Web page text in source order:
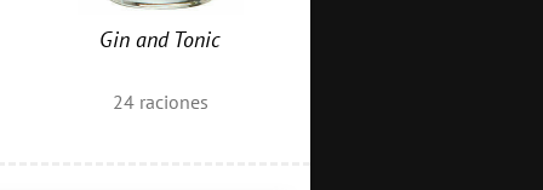
Gin and Tonic
24raciones